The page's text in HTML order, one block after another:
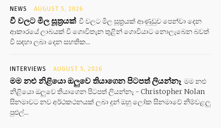
NEWS AUGUST 5, 2026
වී වලට මිල සූත්‍රයක් වී වලට මිල සූත්‍රයක් ආණුඩුව පෙන්වා දෙන
ආකාරයේ ලාබයක් වී ගොවිතැන තුළින් ගොවියාට නොලැබෙන බවත්
වී සඳහා ලබා දෙන සහතික...
INTERVIEWS AUGUST 5, 2026
මම නළු නිළියො ඔලුවෙ තියාගෙන පිටපත් ලියන්නෑ මම නළු
නිළියො ඔලුවෙ තියාගෙන පිටපත් ලියන්නෑ - Christopher Nolan
සිනමාවට නව අර්ථකථනයක් ලබා දුන් ඔහු ලෝක සිනමාවේ නිම්වළලු
පුළුල්...